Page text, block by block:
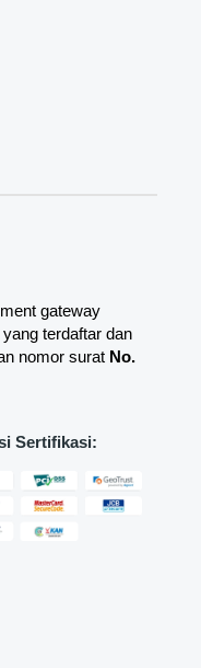
gateway
terdaftar dan
nomor surat No.
Sertifikasi: